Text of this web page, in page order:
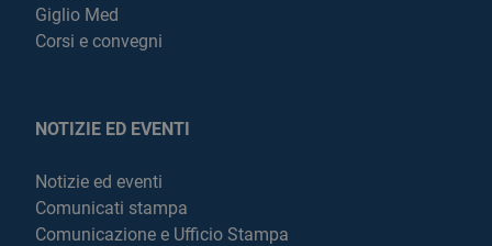
Giglio Med
Corsi e convegni
NOTIZIE ED EVENTI
Notizie ed eventi
Comunicati stampa
Comunicazione e Ufficio Stampa